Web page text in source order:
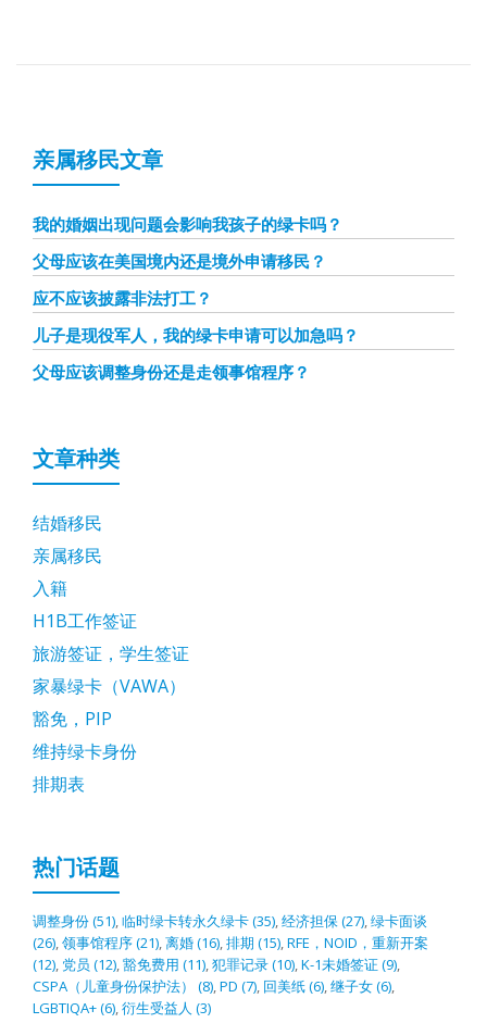
亲属移民文章
我的婚姻出现问题会影响我孩子的绿卡吗？
父母应该在美国境内还是境外申请移民？
应不应该披露非法打工？
儿子是现役军人，我的绿卡申请可以加急吗？
父母应该调整身份还是走领事馆程序？
文章种类
结婚移民
亲属移民
入籍
H1B工作签证
旅游签证，学生签证
家暴绿卡（VAWA）
豁免，PIP
维持绿卡身份
排期表
热门话题
调整身份(51),临时绿卡转永久绿卡(35),经济担保(27),绿卡面谈
(26),领事馆程序(21),离婚(16),排期 (15),RFE，NOID，重新开案
(12), 党员 (12),豁免费用 (11),犯罪记录(10),K-1未婚签证(9),
CSPA（儿童身份保护法）
(8),PD (7), 回美纸(6),继子女(6),
LGBTIQA+(6),衍生受益人 (3)